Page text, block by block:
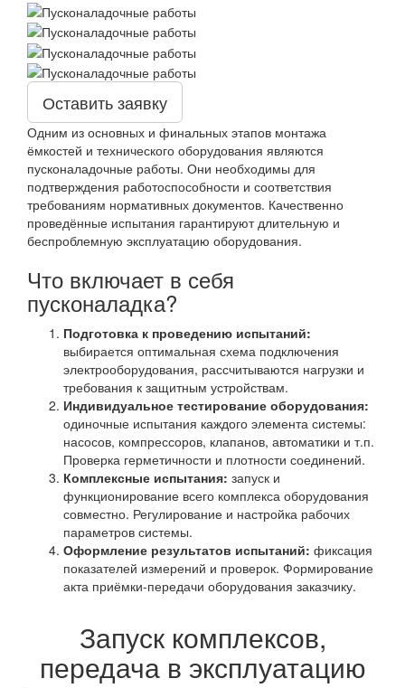
Оставить заявку
Одним из основных и финальных этапов монтажа
ёмкостей и технического оборудования являются
пусконаладочные работы. Они необходимы для
подтверждения работоспособности и соответствия
требованиям нормативных документов. Качественно
проведённые испытания гарантируют длительную и
беспроблемную эксплуатацию оборудования.
Что включает в себя
пусконаладка?
Подготовка к проведению испытаний:
выбирается оптимальная схема подключения
электрооборудования, рассчитываются нагрузки и
требования к защитным устройствам.
Индивидуальное тестирование оборудования:
одиночные испытания каждого элемента системы:
насосов, компрессоров, клапанов, автоматики и т.п.
Проверка герметичности и плотности соединений.
Комплексные испытания: запуск и
функционирование всего комплекса оборудования
совместно. Регулирование и настройка рабочих
параметров системы.
Оформление результатов испытаний: фиксация
показателей измерений и проверок. Формирование
акта приёмки-передачи оборудования заказчику.
Запуск комплексов,
передача в эксплуатацию